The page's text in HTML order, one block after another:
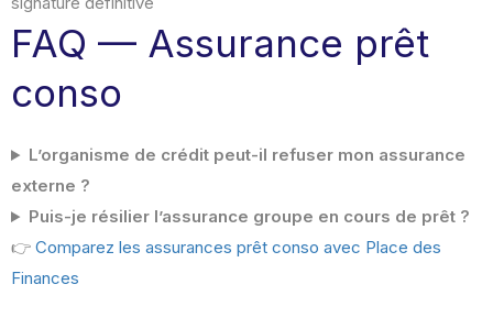
FAQ — Assurance prêt
conso
L’organisme de crédit peut-il refuser mon assurance
externe ?
Puis-je résilier l’assurance groupe en cours de prêt ?
👉 Comparez les assurances prêt conso avec Place des
Finances